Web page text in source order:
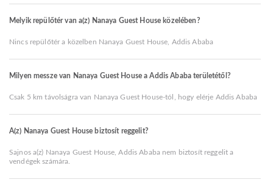
Melyik repülőtér van a(z) Nanaya Guest House közelében?
Nincs repülőtér a közelben Nanaya Guest House, Addis Ababa
Milyen messze van Nanaya Guest House a Addis Ababa területétől?
Csak 5 km távolságra van Nanaya Guest House-tól, hogy elérje Addis Ababa
A(z) Nanaya Guest House biztosít reggelit?
Sajnos a(z) Nanaya Guest House, Addis Ababa nem biztosít reggelit a
vendégek számára.